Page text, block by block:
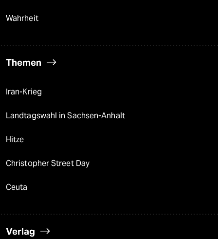
Wahrheit
Themen
Iran-Krieg
Landtagswahl in Sachsen-Anhalt
Hitze
Christopher Street Day
Ceuta
Verlag